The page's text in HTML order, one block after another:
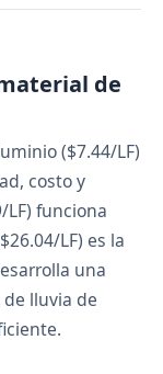
de
($7.44/LF)
costo y
LF) funciona
LF) es la
una
lluvia de